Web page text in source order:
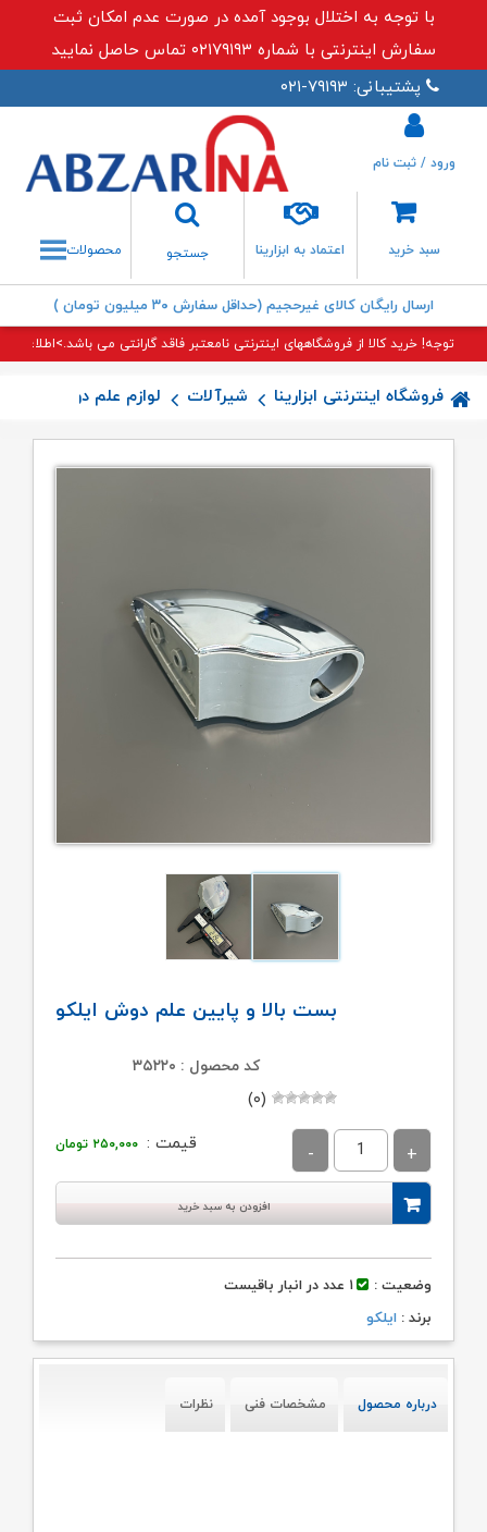
با توجه به اختلال بوجود آمده در صورت عدم امکان ثبت
سفارش اینترنتی با شماره ۰۲۱۷۹۱۹۳ تماس حاصل نمایید
پشتیبانی: ۷۹۱۹۳-۰۲۱
سبد خرید اعتماد به ابزارینا
جستجو
جستجو
ورود / ثبت نام
محصولات
ارسال رایگان کالای غیرحجیم (حداقل سفارش ۳۰ میلیون تومان )
توجه! خرید کالا از فروشگاههای اینترنتی نامعتبر فاقد گارانتی می باشد.>اطلاعات
فروشگاه اینترنتی ابزارینا شیرآلات لوازم علم دوش
بست بالا و پایین علم دوش ایلکو
کد محصول : ۳۵۲۲۰
(۰)
قیمت : ۲۵۰,۰۰۰ تومان
افزودن به سبد خرید
وضعیت :
۱ عدد در انبار باقیست
برند : ایلکو
درباره محصول مشخصات فنی نظرات